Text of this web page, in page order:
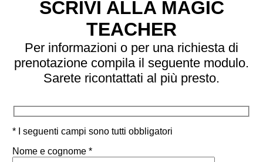
SCRIVI ALLA MAGIC
TEACHER
Per informazioni o per una richiesta di
prenotazione compila il seguente modulo.
Sarete ricontattati al più presto.
* I seguenti campi sono tutti obbligatori
Nome e cognome *